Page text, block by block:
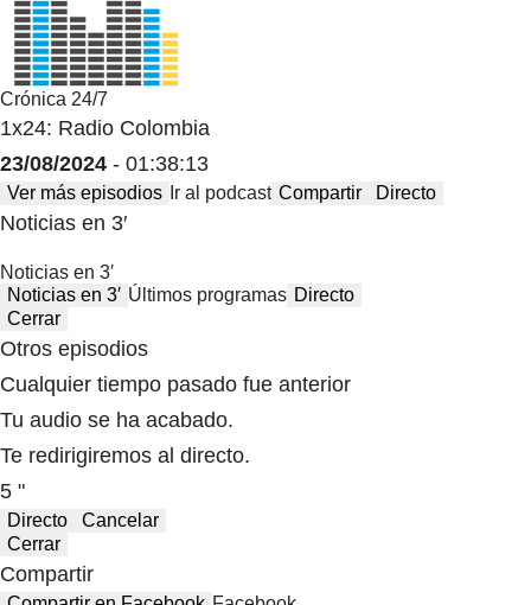
Crónica 24/7
1x24: Radio Colombia
23/08/2024 - 01:38:13
Ver más episodios Ir al podcast Compartir Directo
Noticias en 3′
Noticias en 3′
Noticias en 3′ Últimos programas Directo
Cerrar
Otros episodios
Cualquier tiempo pasado fue anterior
Tu audio se ha acabado.
Te redirigiremos al directo.
5 "
Directo
Cancelar
Cerrar
Compartir